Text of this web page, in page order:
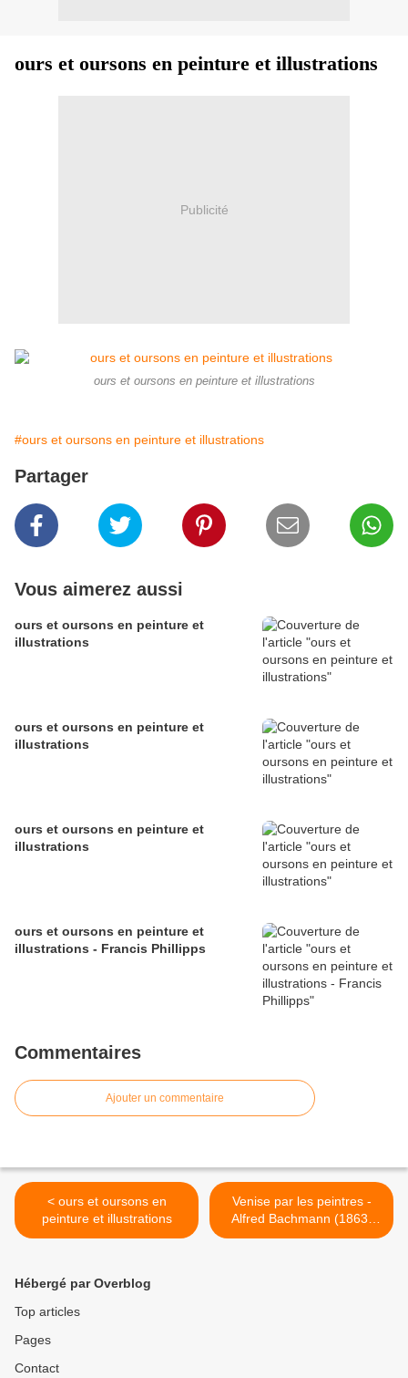
ours et oursons en peinture et illustrations
Publicité
ours et oursons en peinture et illustrations
#ours et oursons en peinture et illustrations
Partager
Vous aimerez aussi
ours et oursons en peinture et
illustrations
ours et oursons en peinture et
illustrations
ours et oursons en peinture et
illustrations
ours et oursons en peinture et
illustrations - Francis Phillipps
Commentaires
Ajouter un commentaire
< ours et oursons en
peinture et illustrations
Venise par les peintres -
Alfred Bachmann (1863-
1956) - Venise >
Hébergé par Overblog
Top articles
Pages
Contact